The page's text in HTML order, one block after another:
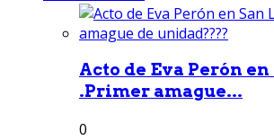
Acto de Eva Perón
.Primer amague...
0